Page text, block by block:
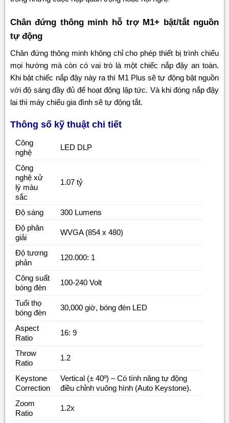
Chân đứng thông minh hỗ trợ M1+ bật/tắt nguồn
tự động
Chân đứng thông minh không chỉ cho phép thiết bị trình chiếu
mọi hướng mà còn có vai trò là một chiếc nắp đậy an toàn.
Khi bật chiếc nắp đậy này ra thì M1 Plus sẽ tự động bật nguồn
với độ sáng đầy đủ để hoạt động lập tức. Và khi đóng nắp đậy
lại thì máy chiếu gia đình sẽ tự động tắt.
Thông số kỹ thuật chi tiết
Công
nghệ
LED DLP
Công
nghệ xử
lý màu
sắc
1.07 tỷ
Độ sáng
300 Lumens
Độ phân
giải
WVGA (854 x 480)
Độ tương
phản
120.000: 1
Công suất
bóng đèn
100-240 Volt
Tuổi thọ
bóng đèn
30,000 giờ, bóng đèn LED
Aspect
Ratio
16: 9
Throw
Ratio
1.2
Keystone
Correction
Vertical (± 40º) – Có tính năng tự động
điều chỉnh vuông hình (Auto Keystone).
Zoom
Ratio
1.2x